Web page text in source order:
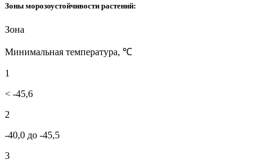
Зоны морозоустойчивости растений:
Зона
Минимальная температура, ℃
1
< -45,6
2
-40,0 до -45,5
3